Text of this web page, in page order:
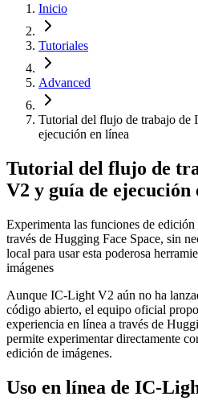
Inicio
Tutoriales
Advanced
Tutorial del flujo de trabajo
ejecución en línea
Tutorial del flujo de
V2 y guía de ejecución
Experimenta las funciones de
través de Hugging Face Space, sin
local para usar esta poderosa
imágenes
Aunque IC-Light V2 aún no ha
código abierto, el equipo oficial
experiencia en línea a través de
permite experimentar directamente
edición de imágenes.
Uso en línea de IC-